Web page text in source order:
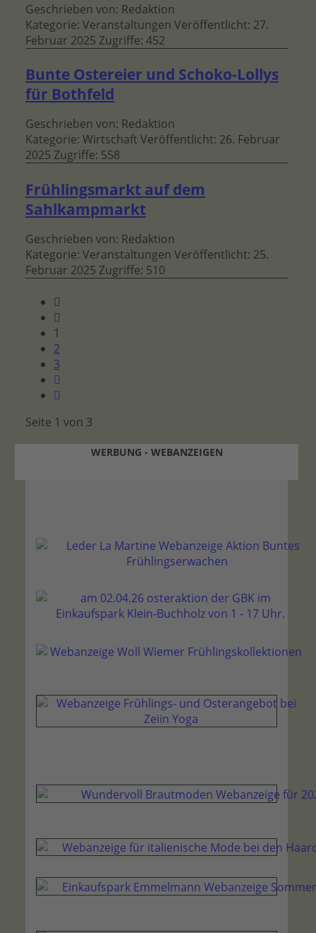
Geschrieben von: Redaktion
Kategorie: Veranstaltungen Veröffentlicht: 27.
Februar 2025 Zugriffe: 452
Bunte Ostereier und Schoko-Lollys
für Bothfeld
Geschrieben von: Redaktion
Kategorie: Wirtschaft Veröffentlicht: 26. Februar
2025 Zugriffe: 558
Frühlingsmarkt auf dem
Sahlkampmarkt
Geschrieben von: Redaktion
Kategorie: Veranstaltungen Veröffentlicht: 25.
Februar 2025 Zugriffe: 510
1
2
3
Seite 1 von 3
WERBUNG - WEBANZEIGEN